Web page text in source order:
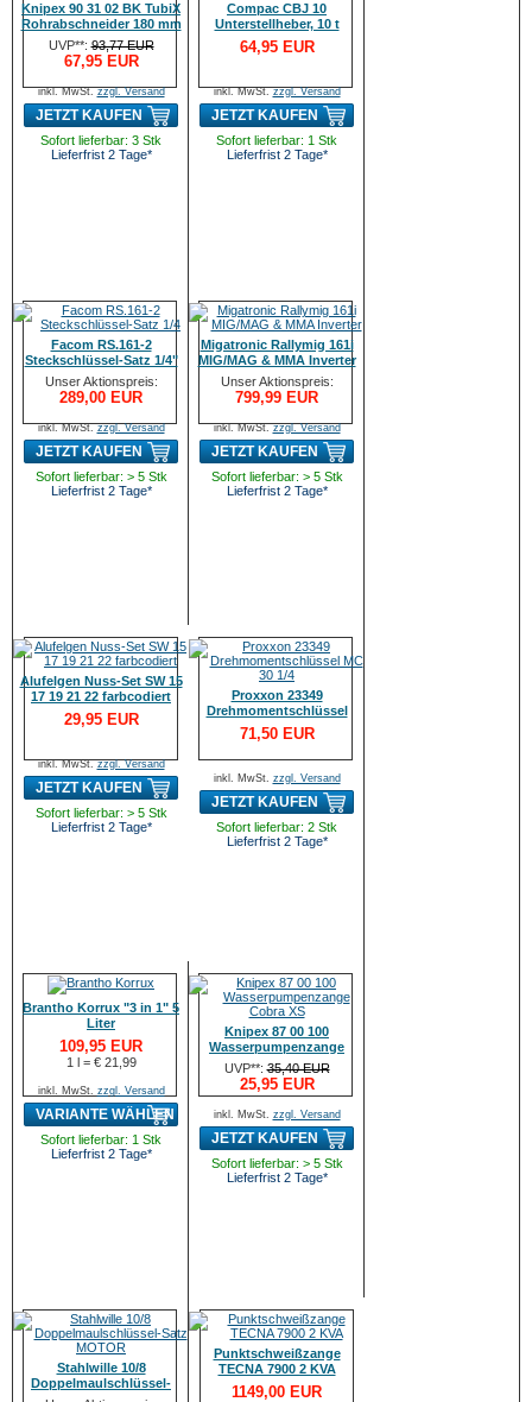
Knipex 90 31 02 BK TubiX
Rohrabschneider 180 mm
UVP**:93,77 EUR
67,95 EUR
inkl. MwSt.zzgl. Versand
JETZT KAUFEN
Sofort lieferbar: 3 Stk
Lieferfrist 2 Tage*
Compac CBJ 10
Unterstellheber, 10 t
64,95 EUR
inkl. MwSt.zzgl. Versand
JETZT KAUFEN
Sofort lieferbar: 1 Stk
Lieferfrist 2 Tage*
Facom RS.161-2
Steckschlüssel-Satz 1/4"
1/2" 55tlg
Unser Aktionspreis:
289,00 EUR
inkl. MwSt.zzgl. Versand
JETZT KAUFEN
Sofort lieferbar: > 5 Stk
Lieferfrist 2 Tage*
Migatronic Rallymig 161i
MIG/MAG & MMA Inverter
Unser Aktionspreis:
799,99 EUR
inkl. MwSt.zzgl. Versand
JETZT KAUFEN
Sofort lieferbar: > 5 Stk
Lieferfrist 2 Tage*
Alufelgen Nuss-Set SW 15
17 19 21 22 farbcodiert
29,95 EUR
inkl. MwSt.zzgl. Versand
JETZT KAUFEN
Sofort lieferbar: > 5 Stk
Lieferfrist 2 Tage*
Proxxon 23349
Drehmomentschlüssel
MC 30 1/4" 6-30N
71,50 EUR
inkl. MwSt. zzgl. Versand
JETZT KAUFEN
Sofort lieferbar: 2 Stk
Lieferfrist 2 Tage*
Brantho Korrux "3 in 1" 5
Liter
109,95 EUR
1 l = € 21,99
inkl. MwSt. zzgl. Versand
VARIANTE WÄHLEN
Sofort lieferbar: 1 Stk
Lieferfrist 2 Tage*
Knipex 87 00 100
Wasserpumpenzange
Cobra XS
UVP**:35,40 EUR
25,95 EUR
inkl. MwSt. zzgl. Versand
JETZT KAUFEN
Sofort lieferbar: > 5 Stk
Lieferfrist 2 Tage*
Stahlwille 10/8
Doppelmaulschlüssel-
Satz MOTOR
Punktschweißzange
TECNA 7900 2 KVA
1149,00 EUR